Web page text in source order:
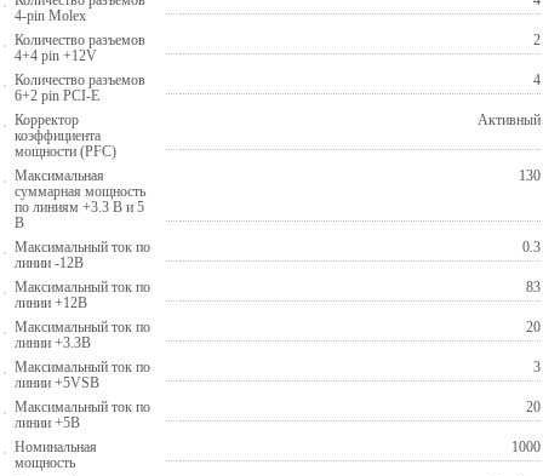
4-pin Molex
Количество разъемов
4+4 pin +12V
2
Количество разъемов
6+2 pin PCI-E
4
Корректор
коэффициента
мощности (PFC)
Активный
Максимальная
суммарная мощность
по линиям +3.3 В и 5
В
130
Максимальный ток по
линии -12В
0.3
Максимальный ток по
линии +12В
83
Максимальный ток по
линии +3.3В
20
Максимальный ток по
линии +5VSB
3
Максимальный ток по
линии +5В
20
Номинальная
мощность
1000